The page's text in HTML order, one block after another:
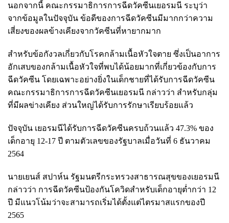
นอกจากนี้ คณะกรรมาธิการการฉีดวัคซีนเยอรมนี ระบุว่า
จากข้อมูลในปัจจุบัน ข้อดีของการฉีดวัคซีนมีมากกว่าความ
เสี่ยงของผลข้างเคียงจากวัคซีนที่หายากมาก
สำหรับข้อกังวลเกี่ยวกับโรคกล้ามเนื้อหัวใจตาย ซึ่งเป็นอาการ
อักเสบของกล้ามเนื้อหัวใจที่พบได้น้อยมากที่เกี่ยวข้องกับการ
ฉีดวัคซีน โดยเฉพาะอย่างยิ่งในเด็กชายที่ได้รับการฉีดวัคซีน
คณะกรรมาธิการการฉีดวัคซีนเยอรมนี กล่าวว่า สำหรับกลุ่ม
ที่มีผลข่างเคียง ส่วนใหญ่ได้รับการรักษาเรียบร้อยแล้ว
ปัจจุบัน เยอรมนีได้รับการฉีดวัคซีนครบถ้วนแล้ว 47.3% ของ
เด็กอายุ 12-17 ปี ตามตัวเลขของรัฐบาลเมื่อวันที่ 6 ธันวาคม
2564
นายเยนส์ สปาห์น รัฐมนตรีกระทรวงสาธารณสุขของเยอรมนี
กล่าวว่า การฉีดวัคซีนป้องกันโควิดสำหรับเด็กอายุต่ำกว่า 12
ปี มีแนวโน้มว่าจะสามารถเริ่มได้ตั้งแต่ไตรมาสแรกของปี
2565